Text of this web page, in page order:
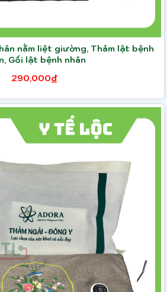
nằm liệt giường, Thảm lật bệnh
Gối lật bệnh nhân
290,000₫